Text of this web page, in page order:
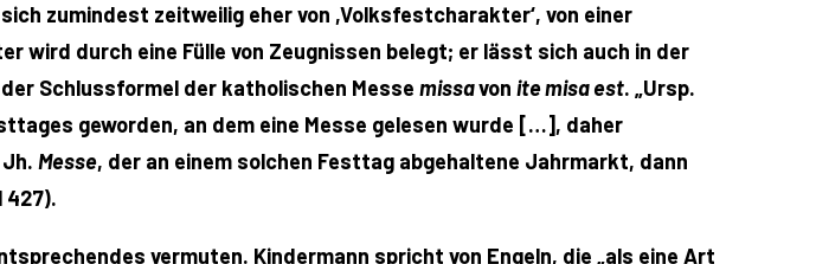
zumindest zeitweilig eher von ,Volksfestcharakter‘, von einer
wird durch eine Fülle von Zeugnissen belegt; er lässt sich auch in der
Schlussformel der katholischen Messe missavon ite misa est. „Ursp.
geworden, an dem eine Messe gelesen wurde […], daher
Messe, der an einem solchen Festtag abgehaltene Jahrmarkt, dann
vermuten. Kindermann spricht von Engeln, die „als eine Art